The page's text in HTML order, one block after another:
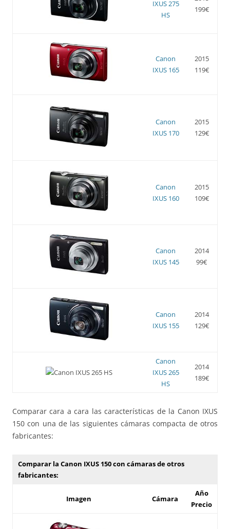
IXUS 275
HS
199€
Canon
IXUS 165
2015
119€
Canon
IXUS 170
2015
129€
Canon
IXUS 160
2015
109€
Canon
IXUS 145
2014
99€
Canon
IXUS 155
2014
129€
Canon
IXUS 265
HS
2014
189€
Comparar cara a cara las características de la Canon IXUS
150 con una de las siguientes cámaras compacta de otros
fabricantes:
Comparar la Canon IXUS 150 con cámaras de otros
fabricantes:
Imagen Cámara
Año
Precio